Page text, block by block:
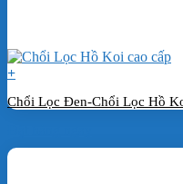
+
Chổi Lọc Đen-Chổi Lọc Hồ